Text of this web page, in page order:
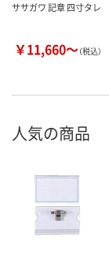
ササガワ 記章 四寸タレ
￥11,660～（税込）
人気の商品